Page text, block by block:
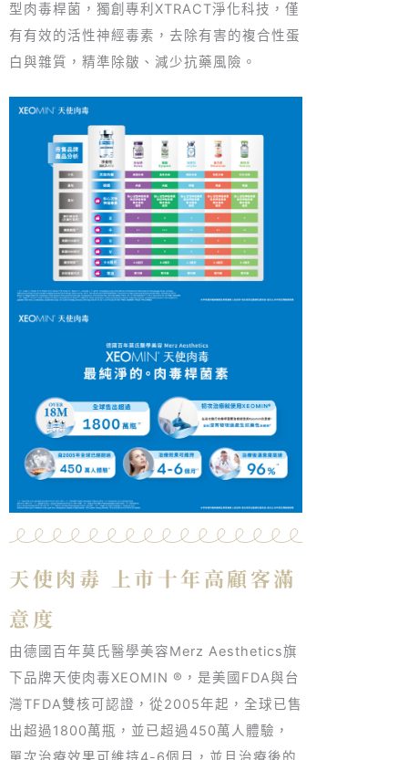
型肉毒桿菌，獨創專利XTRACT淨化科技，僅
有有效的活性神經毒素，去除有害的複合性蛋
白與雜質，精準除皺、減少抗藥風險。
天使肉毒 上市十年高顧客滿
意度
由德國百年莫氏醫學美容Merz Aesthetics旗
下品牌天使肉毒XEOMIN ® ，是美國FDA與台
灣TFDA雙核可認證，從2005年起，全球已售
出超過1800萬瓶，並已超過450萬人體驗，